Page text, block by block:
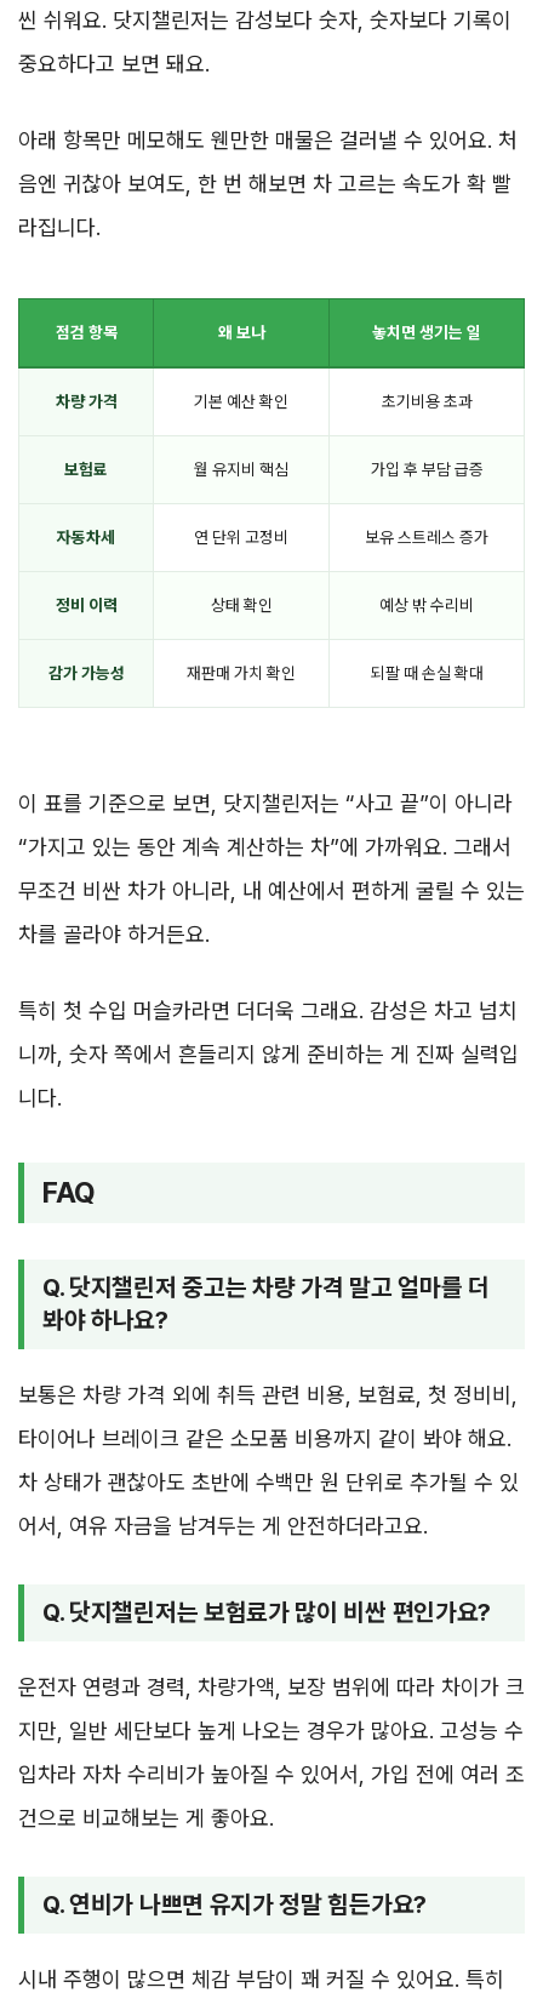
씬 쉬워요. 닷지챌린저는 감성보다 숫자, 숫자보다 기록이
중요하다고 보면 돼요.
아래 항목만 메모해도 웬만한 매물은 걸러낼 수 있어요. 처
음엔 귀찮아 보여도, 한 번 해보면 차 고르는 속도가 확 빨
라집니다.
점검 항목 왜 보나 놓치면 생기는 일
차량 가격 기본 예산 확인 초기비용 초과
보험료 월 유지비 핵심 가입 후 부담 급증
자동차세 연 단위 고정비 보유 스트레스 증가
정비 이력 상태 확인 예상 밖 수리비
감가 가능성 재판매 가치 확인 되팔 때 손실 확대
이 표를 기준으로 보면, 닷지챌린저는 “사고 끝”이 아니라
“가지고 있는 동안 계속 계산하는 차”에 가까워요. 그래서
무조건 비싼 차가 아니라, 내 예산에서 편하게 굴릴 수 있는
차를 골라야 하거든요.
특히 첫 수입 머슬카라면 더더욱 그래요. 감성은 차고 넘치
니까, 숫자 쪽에서 흔들리지 않게 준비하는 게 진짜 실력입
니다.
FAQ
Q. 닷지챌린저 중고는 차량 가격 말고 얼마를 더
봐야 하나요?
보통은 차량 가격 외에 취득 관련 비용, 보험료, 첫 정비비,
타이어나 브레이크 같은 소모품 비용까지 같이 봐야 해요.
차 상태가 괜찮아도 초반에 수백만 원 단위로 추가될 수 있
어서, 여유 자금을 남겨두는 게 안전하더라고요.
Q. 닷지챌린저는 보험료가 많이 비싼 편인가요?
운전자 연령과 경력, 차량가액, 보장 범위에 따라 차이가 크
지만, 일반 세단보다 높게 나오는 경우가 많아요. 고성능 수
입차라 자차 수리비가 높아질 수 있어서, 가입 전에 여러 조
건으로 비교해보는 게 좋아요.
Q. 연비가 나쁘면 유지가 정말 힘든가요?
시내 주행이 많으면 체감 부담이 꽤 커질 수 있어요. 특히